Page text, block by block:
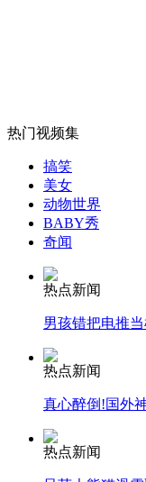
无痛分娩是否安
外交部：反对强
安徽一实载49人
走！跟着总书记
热门视频集
搞笑
美女
动物世界
BABY秀
奇闻
热点新闻
男孩错把电推
热点新闻
真心醉倒!国外
热点新闻